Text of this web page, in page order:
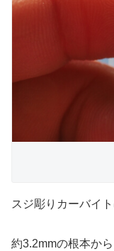
スジ彫りカーバイ
約3.2mmの根本か